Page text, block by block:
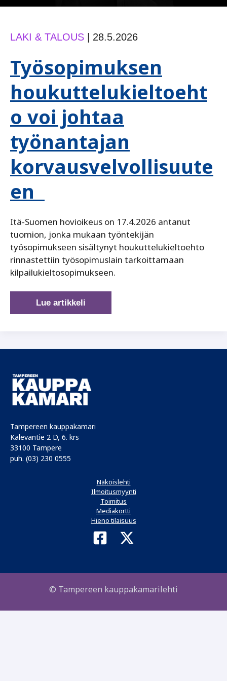
LAKI & TALOUS 28.5.2026
Työsopimuksen
houkuttelukieltoeht
o voi johtaa
työnantajan
korvausvelvollisuute
en
Itä-Suomen hovioikeus on 17.4.2026 antanut
tuomion, jonka mukaan työntekijän
työsopimukseen sisältynyt houkuttelukieltoehto
rinnastettiin työsopimuslain tarkoittamaan
kilpailukieltosopimukseen.
Työsopimuksen
houkuttelukieltoehto
Lue artikkeli
Tampereen kauppakamari
Kalevantie 2 D, 6. krs
33100 Tampere
puh. (03) 230 0555
Näköislehti
Ilmoitusmyynti
Toimitus
Mediakortti
Hieno tilaisuus
© Tampereen kauppakamarilehti